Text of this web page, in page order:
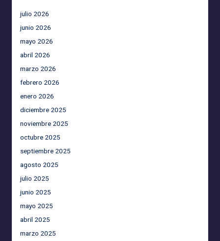
julio 2026
junio 2026
mayo 2026
abril 2026
marzo 2026
febrero 2026
enero 2026
diciembre 2025
noviembre 2025
octubre 2025
septiembre 2025
agosto 2025
julio 2025
junio 2025
mayo 2025
abril 2025
marzo 2025